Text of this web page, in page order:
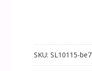
SKU: SL10115-be7